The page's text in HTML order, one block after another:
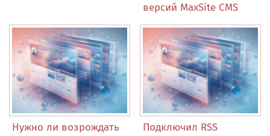
версий MaxSite CMS
Нужно ли возрождать
Подключил RSS